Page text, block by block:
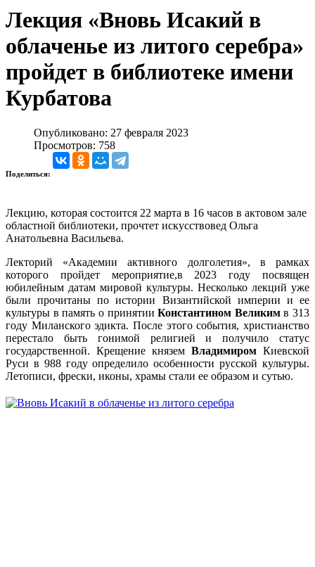
Лекция «Вновь Исакий в
облаченье из литого серебра»
пройдет в библиотеке имени
Курбатова
Опубликовано: 27 февраля 2023
Просмотров: 758
Поделиться:
Лекцию, которая состоится 22 марта в 16 часов в актовом зале
областной библиотеки, прочтет искусствовед Ольга
Анатольевна Васильева.
Лекторий «Академии активного долголетия», в рамках
которого пройдет мероприятие,в 2023 году посвящен
юбилейным датам мировой культуры. Несколько лекций уже
были прочитаны по истории Византийской империи и ее
культуры в память о принятииКонстантином Великимв 313
году Миланского эдикта. После этого события, христианство
перестало быть гонимой религией и получило статус
государственной. Крещение князем Владимиром Киевской
Руси в 988 году определило особенности русской культуры.
Летописи, фрески, иконы, храмы стали ее образом и сутью.